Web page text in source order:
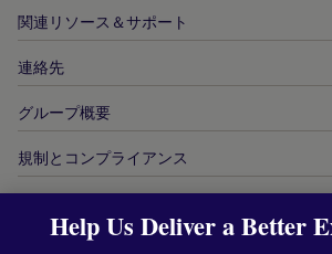
リアルタイム決済
発行
決済方法
APM
オーソリ最適化
不正行為＆リスク管理
企業間（B2B）
金融サービス
政府からの支払い
旅行＆モビリティ
暗号通貨プラットフォーム＆両替
API 参照ドキュメント
ドキュメントセンター
当社との提携
パートナー製品＆ソリューション
技術パートナー
パートナー DNA
パートナーの洞察
関連リソース＆サポート
お客様サポート
加盟店向けリソース
業界レポート
連絡先
販売に関するお問い合わせ
最高経営責任者室
カナダ行動規範
企業情報
グループ概要
当社について
採用情報
ケーススタディ
規制とコンプライアンス
現代奴隷制対策報告（英国）
ログイン お問
Help Us Deliver a Better